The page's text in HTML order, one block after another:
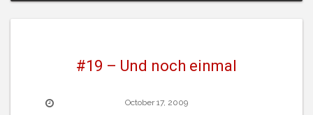
#19 – Und noch einmal
October 17, 2009